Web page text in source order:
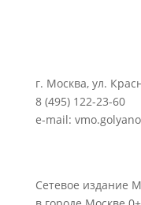
г. Москва, ул.
8 (495) 122-23-60
e-mail:
Сетевое издание